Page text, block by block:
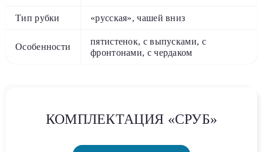
Тип рубки «русская», чашей вниз
Особенности
пятистенок, с выпусками, с
фронтонами, с чердаком
КОМПЛЕКТАЦИЯ «СРУБ»